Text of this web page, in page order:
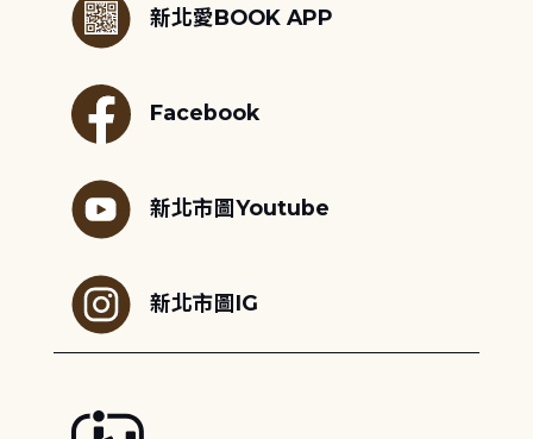
新北愛BOOK APP
Facebook
新北市圖Youtube
新北市圖IG